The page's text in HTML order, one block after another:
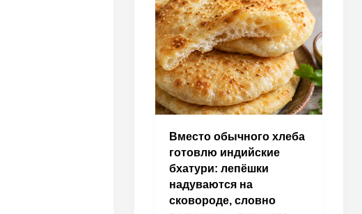
Вместо обычного хлеба
готовлю индийские
бхатури: лепёшки
надуваются на
сковороде, словно